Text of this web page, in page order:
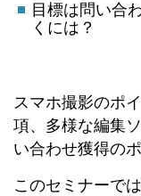
目標は問い合
くには？
スマホ撮影のポ
項、多様な編集
い合わせ獲得の
このセミナーで